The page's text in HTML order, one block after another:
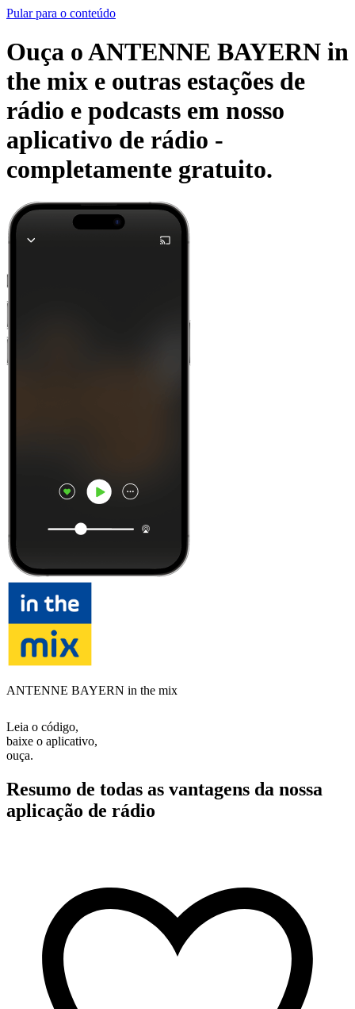
Pular para o conteúdo
Ouça o ANTENNE BAYERN in
the mix e outras estações de
rádio e podcasts em nosso
aplicativo de rádio -
completamente gratuito.
ANTENNE BAYERN in the mix
Leia o código,
baixe o aplicativo,
ouça.
Resumo de todas as vantagens da nossa
aplicação de rádio